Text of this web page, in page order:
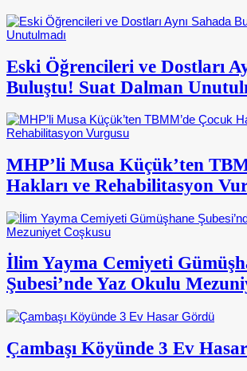
Eski Öğrencileri ve Dostları
Buluştu! Suat Dalman
MHP’li Musa Küçük’ten
Hakları ve Rehabilitasyon
İlim Yayma Cemiyeti
Şubesi’nde Yaz Okulu
Çambaşı Köyünde 3 Ev